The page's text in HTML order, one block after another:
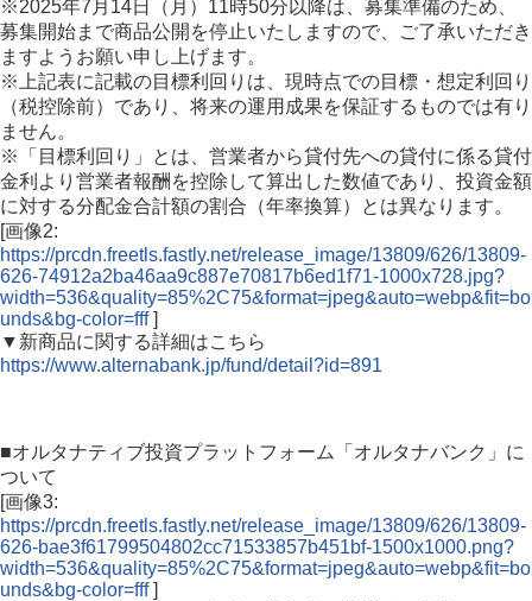
※2025年7月14日（月）11時50分以降は、募集準備のため、
募集開始まで商品公開を停止いたしますので、ご了承いただき
ますようお願い申し上げます。
※上記表に記載の目標利回りは、現時点での目標・想定利回り
（税控除前）であり、将来の運用成果を保証するものでは有り
ません。
※「目標利回り」とは、営業者から貸付先への貸付に係る貸付
金利より営業者報酬を控除して算出した数値であり、投資金額
に対する分配金合計額の割合（年率換算）とは異なります。
[画像2:
https://prcdn.freetls.fastly.net/release_image/13809/626/13809-
626-74912a2ba46aa9c887e70817b6ed1f71-1000x728.jpg?
width=536&quality=85%2C75&format=jpeg&auto=webp&fit=bo
unds&bg-color=fff]
▼新商品に関する詳細はこちら
https://www.alternabank.jp/fund/detail?id=891
■オルタナティブ投資プラットフォーム「オルタナバンク」に
ついて
[画像3:
https://prcdn.freetls.fastly.net/release_image/13809/626/13809-
626-bae3f61799504802cc71533857b451bf-1500x1000.png?
width=536&quality=85%2C75&format=jpeg&auto=webp&fit=bo
unds&bg-color=fff]